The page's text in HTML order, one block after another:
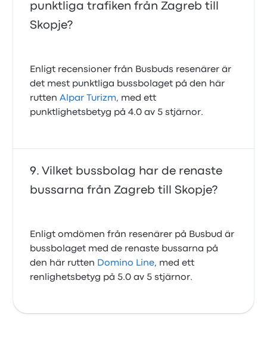
punktliga trafiken från Zagreb till
Skopje?
Enligt recensioner från Busbuds resenärer är
det mest punktliga bussbolaget på den här
ruttenAlpar Turizm, med ett
punktlighetsbetyg på 4.0 av 5 stjärnor.
Vilket bussbolag har de renaste
bussarna från Zagreb till Skopje?
Enligt omdömen från resenärer på Busbud är
bussbolaget med de renaste bussarna på
den här rutten Domino Line, med ett
renlighetsbetyg på 5.0 av 5 stjärnor.